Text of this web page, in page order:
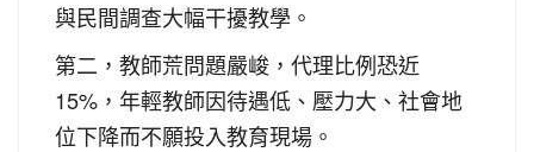
與民間調查大幅干擾教學。
第二，教師荒問題嚴峻，代理比例恐近
15%，年輕教師因待遇低、壓力大、社會地
位下降而不願投入教育現場。